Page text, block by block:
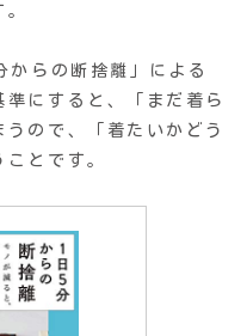
からの断捨離」による
にすると、「まだ着ら
ので、「着たいかどう
とです。